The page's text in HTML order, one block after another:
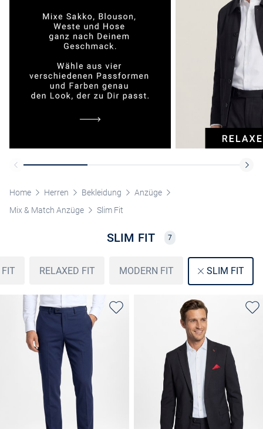
Home Herren Bekleidung
Anzüge
Mix & Match Anzüge
Slim Fit
SLIM FIT 7
FIT RELAXED FIT MODERN FIT SLIM FIT